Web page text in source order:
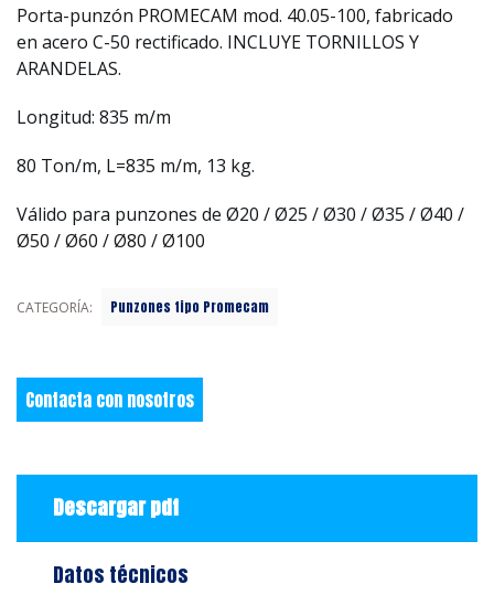
Porta-punzón PROMECAM mod. 40.05-100, fabricado
en acero C-50 rectificado. INCLUYE TORNILLOS Y
ARANDELAS.
Longitud: 835 m/m
80 Ton/m, L=835 m/m, 13 kg.
Válido para punzones de Ø20 / Ø25 / Ø30 / Ø35 / Ø40 /
Ø50 / Ø60 / Ø80 / Ø100
CATEGORÍA: Punzones tipo Promecam
Contacta con nosotros
Descargar pdf
Datos técnicos